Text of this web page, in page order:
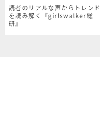
読者のリアルな声からトレンド
を読み解く『girlswalker総
研』